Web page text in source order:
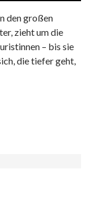
den großen
zieht um die
– bis sie
die tiefer geht,